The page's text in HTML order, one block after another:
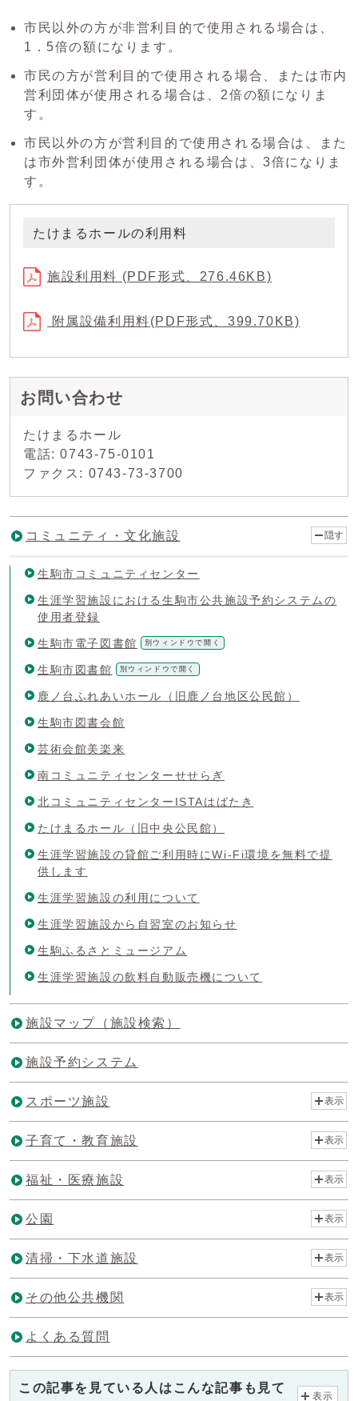
市民以外の方が非営利目的で使用される場合は、
1．5倍の額になります。
市民の方が営利目的で使用される場合、または市内
営利団体が使用される場合は、2倍の額になりま
す。
市民以外の方が営利目的で使用される場合は、また
は市外営利団体が使用される場合は、3倍になりま
す。
たけまるホールの利用料
施設利用料 (PDF形式、276.46KB)
附属設備利用料(PDF形式、399.70KB)
お問い合わせ
たけまるホール
電話: 0743-75-0101
ファクス: 0743-73-3700
コミュニティ・文化施設 隠す
生駒市コミュニティセンター
生涯学習施設における生駒市公共施設予約システムの
使用者登録
生駒市電子図書館 別ウィンドウで開く
生駒市図書館 別ウィンドウで開く
鹿ノ台ふれあいホール（旧鹿ノ台地区公民館）
生駒市図書会館
芸術会館美楽来
南コミュニティセンターせせらぎ
北コミュニティセンターISTAはばたき
たけまるホール（旧中央公民館）
生涯学習施設の貸館ご利用時にWi-Fi環境を無料で提
供します
生涯学習施設の利用について
生涯学習施設から自習室のお知らせ
生駒ふるさとミュージアム
生涯学習施設の飲料自動販売機について
施設マップ（施設検索）
施設予約システム
スポーツ施設 表示
子育て・教育施設 表示
福祉・医療施設 表示
公園 表示
清掃・下水道施設 表示
その他公共機関 表示
よくある質問
この記事を見ている人はこんな記事も見て
表示